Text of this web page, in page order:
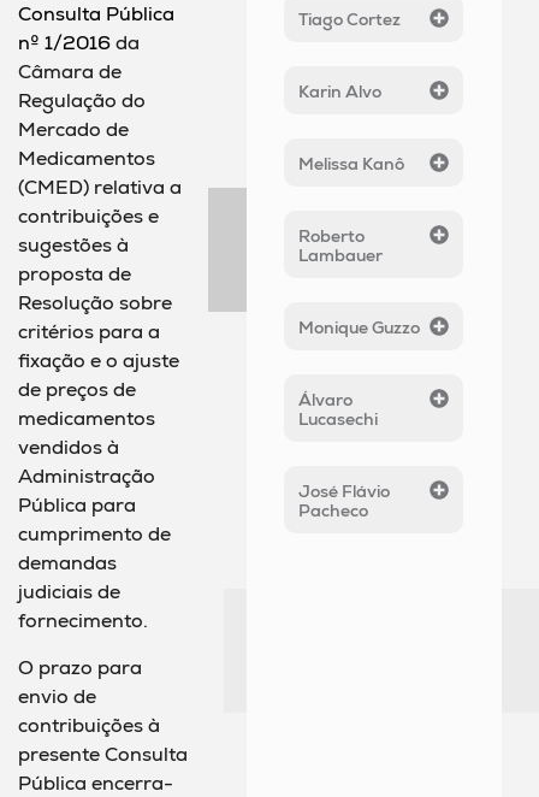
Consulta Pública
nº 1/2016da
Câmara de
Regulação do
Mercado de
Medicamentos
(CMED) relativa a
contribuições e
sugestões à
proposta de
Resolução sobre
critérios para a
fixação e o ajuste
de preços de
medicamentos
vendidos à
Administração
Pública para
cumprimento de
demandas
judiciais de
fornecimento.
O prazo para
envio de
contribuições à
presente Consulta
Pública encerra-
Tiago Cortez
Karin Alvo
Melissa Kanô
Roberto
Lambauer
Monique Guzzo
Álvaro
Lucasechi
José Flávio
Pacheco